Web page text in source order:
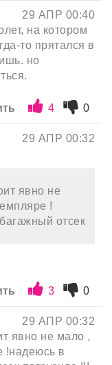
29 АПР 00:40
на котором
то прятался в
но
4 0
29 АПР 00:32
явно не
!
отсек
3 0
29 АПР 00:32
явно не мало ,
!надеюсь в